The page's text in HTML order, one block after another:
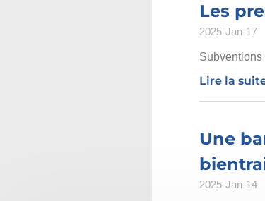
Les
2025-Jan-17
Subventions
Lire la
Une
2025-Jan-14